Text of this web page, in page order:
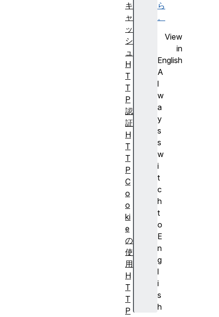
ら
。
View
in
English
A
l
w
a
y
s
s
w
i
t
c
h
t
o
E
n
g
l
i
s
h
キ
ャ
ッ
シ
ュ
H
T
T
P
認
証
H
T
T
P
C
o
o
ki
e
の
使
用
H
T
T
P